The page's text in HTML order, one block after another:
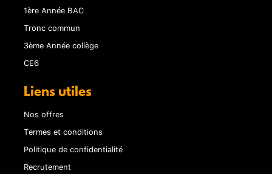
1ère Année BAC
Tronc commun
3ème Année collège
CE6
Liens utiles
Nos offres
Termes et conditions
Politique de confidentialité
Recrutement